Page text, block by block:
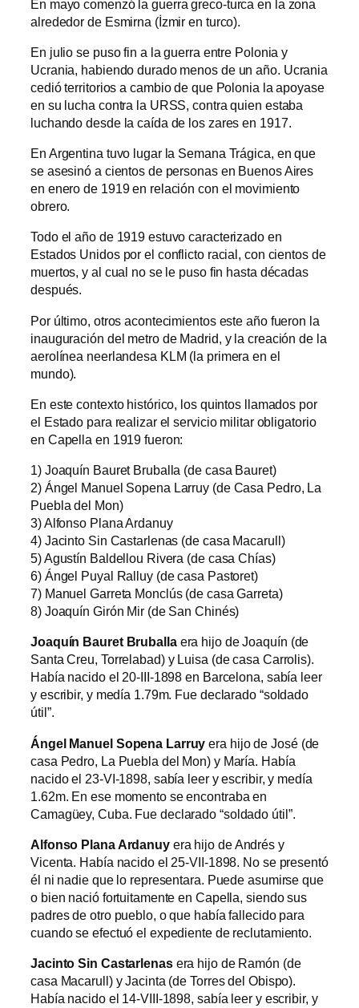
En mayo comenzó la guerra greco-turca en la zona
alrededor de Esmirna (İzmir en turco).
En julio se puso fin a la guerra entre Polonia y
Ucrania, habiendo durado menos de un año. Ucrania
cedió territorios a cambio de que Polonia la apoyase
en su lucha contra la URSS, contra quien estaba
luchando desde la caída de los zares en 1917.
En Argentina tuvo lugar la Semana Trágica, en que
se asesinó a cientos de personas en Buenos Aires
en enero de 1919 en relación con el movimiento
obrero.
Todo el año de 1919 estuvo caracterizado en
Estados Unidos por el conflicto racial, con cientos de
muertos, y al cual no se le puso fin hasta décadas
después.
Por último, otros acontecimientos este año fueron la
inauguración del metro de Madrid, y la creación de la
aerolínea neerlandesa KLM (la primera en el
mundo).
En este contexto histórico, los quintos llamados por
el Estado para realizar el servicio militar obligatorio
en Capella en 1919 fueron:
1) Joaquín Bauret Bruballa (de casa Bauret)
2) Ángel Manuel Sopena Larruy (de Casa Pedro, La
Puebla del Mon)
3) Alfonso Plana Ardanuy
4) Jacinto Sin Castarlenas (de casa Macarull)
5) Agustín Baldellou Rivera (de casa Chías)
6) Ángel Puyal Ralluy (de casa Pastoret)
7) Manuel Garreta Monclús (de casa Garreta)
8) Joaquín Girón Mir (de San Chinés)
Joaquín Bauret Bruballaera hijo de Joaquín (de
Santa Creu, Torrelabad) y Luisa (de casa Carrolis).
Había nacido el 20-III-1898 en Barcelona, sabía leer
y escribir, y medía 1.79m. Fue declarado “soldado
útil”.
Ángel Manuel Sopena Larruy era hijo de José (de
casa Pedro, La Puebla del Mon) y María. Había
nacido el 23-VI-1898, sabía leer y escribir, y medía
1.62m. En ese momento se encontraba en
Camagüey, Cuba. Fue declarado “soldado útil”.
Alfonso Plana Ardanuyera hijo de Andrés y
Vicenta. Había nacido el 25-VII-1898. No se presentó
él ni nadie que lo representara. Puede asumirse que
o bien nació fortuitamente en Capella, siendo sus
padres de otro pueblo, o que había fallecido para
cuando se efectuó el expediente de reclutamiento.
Jacinto Sin Castarlenasera hijo de Ramón (de
casa Macarull) y Jacinta (de Torres del Obispo).
Había nacido el 14-VIII-1898, sabía leer y escribir, y